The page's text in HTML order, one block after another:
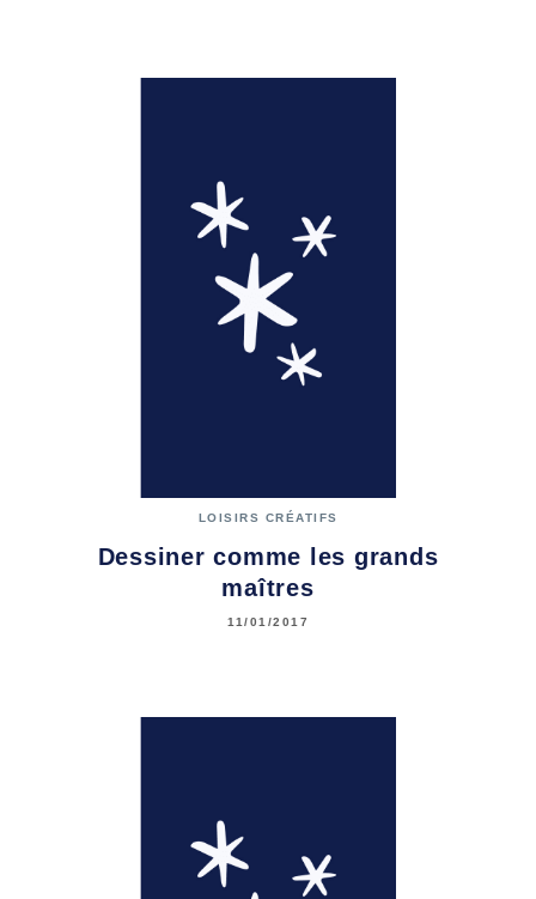
LOISIRS CRÉATIFS
Dessiner comme les grands
maîtres
11/01/2017